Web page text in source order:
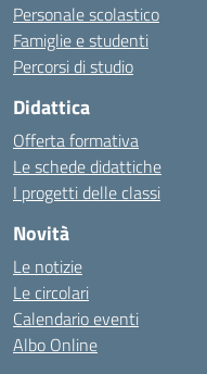
Personale scolastico
Famiglie e studenti
Percorsi di studio
Didattica
Offerta formativa
Le schede didattiche
I progetti delle classi
Novità
Le notizie
Le circolari
Calendario eventi
Albo Online